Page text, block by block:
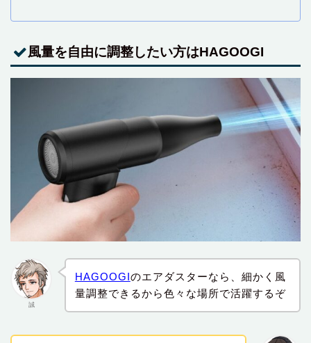
風量を自由に調整したい方はHAGOOGI
誠
HAGOOGIのエアダスターなら、細かく風
量調整できるから色々な場所で活躍するぞ